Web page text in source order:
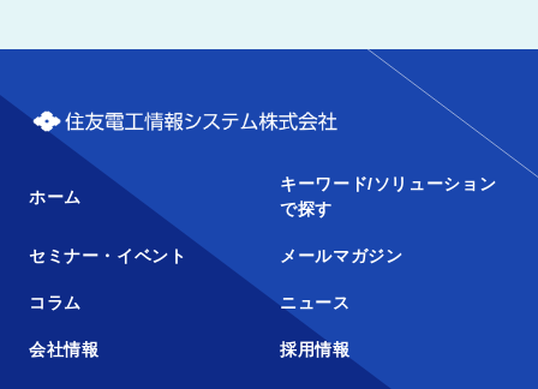
ホーム
キーワード/ソリューション
で探す
セミナー・イベント メールマガジン
コラム ニュース
会社情報 採用情報